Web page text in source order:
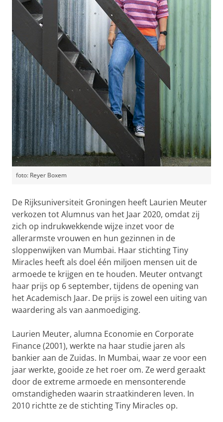
foto: Reyer Boxem
De Rijksuniversiteit Groningen heeft Laurien Meuter
verkozen tot Alumnus van het Jaar 2020, omdat zij
zich op indrukwekkende wijze inzet voor de
allerarmste vrouwen en hun gezinnen in de
sloppenwijken van Mumbai. Haar stichting Tiny
Miracles heeft als doel één miljoen mensen uit de
armoede te krijgen en te houden. Meuter ontvangt
haar prijs op 6 september, tijdens de opening van
het Academisch Jaar. De prijs is zowel een uiting van
waardering als van aanmoediging.
Laurien Meuter, alumna Economie en Corporate
Finance (2001), werkte na haar studie jaren als
bankier aan de Zuidas. In Mumbai, waar ze voor een
jaar werkte, gooide ze het roer om. Ze werd geraakt
door de extreme armoede en mensonterende
omstandigheden waarin straatkinderen leven. In
2010 richtte ze de stichting Tiny Miracles op.